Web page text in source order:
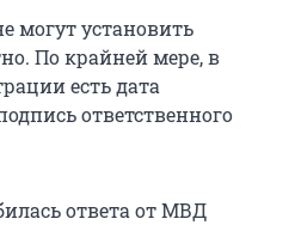
могут установить
По крайней мере, в
есть дата
ответственного
ответа от МВД